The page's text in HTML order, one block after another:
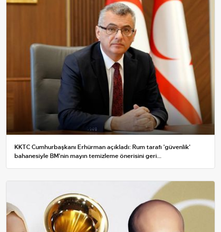
KKTC Cumhurbaşkanı Erhürman açıkladı: Rum tarafı 'güvenlik'
bahanesiyle BM'nin mayın temizleme önerisini geri...